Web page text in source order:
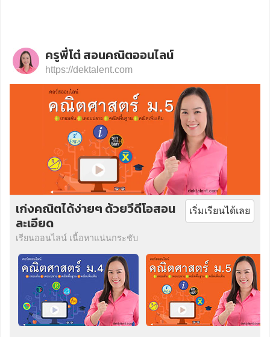
ครูพี่โต๋ สอนคณิตออนไลน์
https://dektalent.com
เริ่มเรียนได้เลย
เก่งคณิตได้ง่ายๆ ด้วยวีดีโอสอน
ละเอียด
เรียนออนไลน์ เนื้อหาแน่นกระชับ